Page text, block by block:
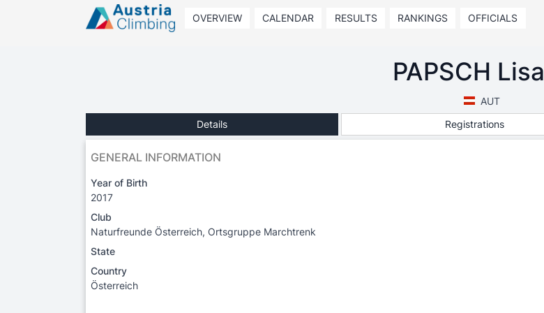
OVERVIEW CALENDAR RESULTS RANKINGS OFFICIALS
PAPSCH Lisa
AUT
Details
Registrations
GENERAL INFORMATION
Year of Birth
2017
Club
Naturfreunde Österreich, Ortsgruppe Marchtrenk
State
Country
Österreich